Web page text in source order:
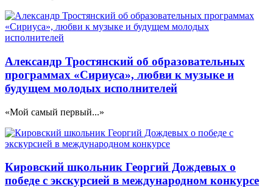
Александр Тростянский об образовательных
программах «Сириуса», любви к музыке и
будущем молодых исполнителей
«Мой самый первый...»
Кировский школьник Георгий Дождевых о
победе с экскурсией в международном конкурсе